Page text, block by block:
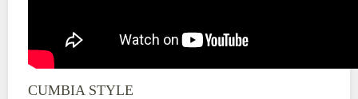
CUMBIA STYLE